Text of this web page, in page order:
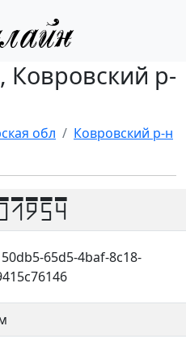
Ковровский р-
обл
Ковровский р-н
65d5-4baf-8c18-